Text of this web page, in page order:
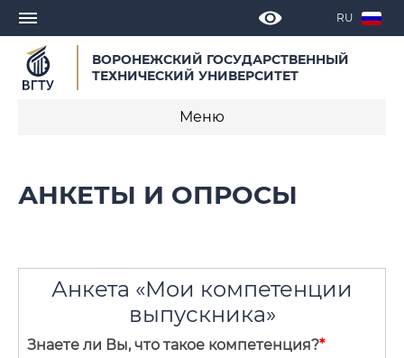
RU
ВОРОНЕЖСКИЙ ГОСУДАРСТВЕННЫЙ
ТЕХНИЧЕСКИЙ УНИВЕРСИТЕТ
Меню
Выступления, доклады, интервью
АНКЕТЫ И ОПРОСЫ
Анкета «Мои компетенции
выпускника»
Знаете ли Вы, что такое компетенция?*